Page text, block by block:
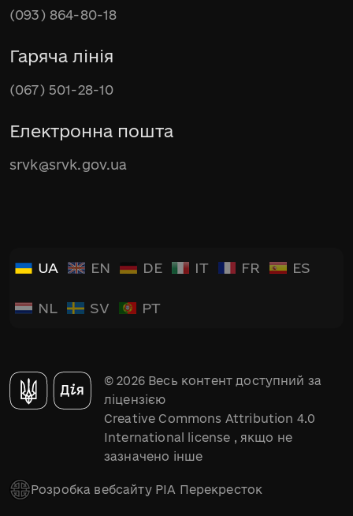
(093) 864-80-18
Гаряча лінія
(067) 501-28-10
Електронна пошта
srvk@srvk.gov.ua
UA EN DE IT FR ES
NL SV PT
© 2026 Весь контент доступний за
ліцензією
Creative Commons Attribution 4.0
International license , якщо не
зазначено інше
Розробка вебсайту РІА Перекресток